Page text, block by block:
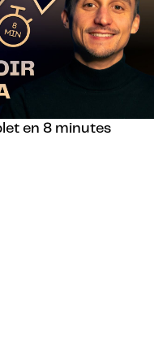
en 8 minutes